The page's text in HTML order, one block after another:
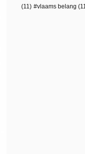
(11)
vlaams belang